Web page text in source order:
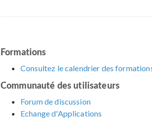
Formations
Consultez le calendrier des
Communauté des utilisateurs
Forum de discussion
Echange d'Applications